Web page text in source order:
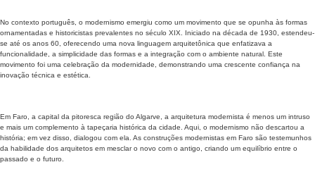
No contexto português, o modernismo emergiu como um movimento que se opunha às formas
ornamentadas e historicistas prevalentes no século XIX. Iniciado na década de 1930, estendeu-
se até os anos 60, oferecendo uma nova linguagem arquitetônica que enfatizava a
funcionalidade, a simplicidade das formas e a integração com o ambiente natural. Este
movimento foi uma celebração da modernidade, demonstrando uma crescente confiança na
inovação técnica e estética.
Em Faro, a capital da pitoresca região do Algarve, a arquitetura modernista é menos um intruso
e mais um complemento à tapeçaria histórica da cidade. Aqui, o modernismo não descartou a
história; em vez disso, dialogou com ela. As construções modernistas em Faro são testemunhos
da habilidade dos arquitetos em mesclar o novo com o antigo, criando um equilíbrio entre o
passado e o futuro.